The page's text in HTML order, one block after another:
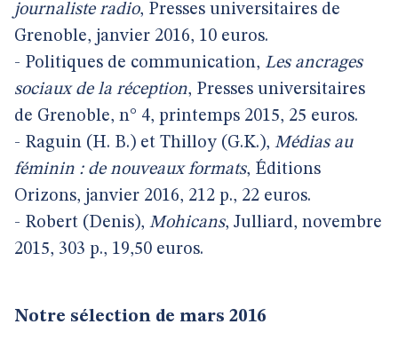
journaliste radio, Presses universitaires de
Grenoble, janvier 2016, 10 euros.
- Politiques de communication, Les ancrages
sociaux de la réception, Presses universitaires
de Grenoble, n° 4, printemps 2015, 25 euros.
- Raguin (H. B.) et Thilloy (G.K.), Médias au
féminin : de nouveaux formats, Éditions
Orizons, janvier 2016, 212 p., 22 euros.
- Robert (Denis), Mohicans, Julliard, novembre
2015, 303 p., 19,50 euros.
Notre sélection de mars 2016